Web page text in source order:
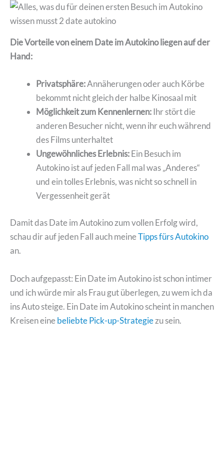
Die Vorteile von einem Date im Autokino liegen auf der
Hand:
Privatsphäre:Annäherungen oder auch Körbe
bekommt nicht gleich der halbe Kinosaal mit
Möglichkeit zum Kennenlernen:Ihr stört die
anderen Besucher nicht, wenn ihr euch während
des Films unterhaltet
Ungewöhnliches Erlebnis:Ein Besuch im
Autokino ist auf jeden Fall mal was „Anderes“
und ein tolles Erlebnis, was nicht so schnell in
Vergessenheit gerät
Damit das Date im Autokino zum vollen Erfolg wird,
schau dir auf jeden Fall auch meineTipps fürs Autokino
an.
Doch aufgepasst: Ein Date im Autokino ist schon intimer
und ich würde mir als Frau gut überlegen, zu wem ich da
ins Auto steige. Ein Date im Autokino scheint in manchen
Kreisen einebeliebte Pick-up-Strategiezu sein.